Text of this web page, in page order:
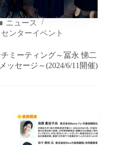
ニュース
センターイベント
ミーティング～冨永 悌二
ッセージ～(2024/6/11開催)